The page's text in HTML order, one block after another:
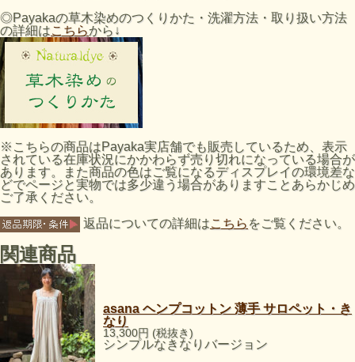
◎Payakaの草木染めのつくりかた・洗濯方法・取り扱い方法
の詳細はこちらから↓
※こちらの商品はPayaka実店舗でも販売しているため、表示
されている在庫状況にかかわらず売り切れになっている場合が
あります。また商品の色はご覧になるディスプレイの環境差な
どでページと実物では多少違う場合がありますことあらかじめ
ご了承ください。
返品についての詳細はこちら をご覧ください。
関連商品
asana ヘンプコットン 薄手 サロペット・き
なり
13,300円 (税抜き)
シンプルなきなりバージョン